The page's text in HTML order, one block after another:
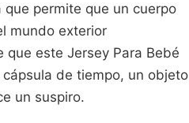
permite que un cuerpo
mundo exterior
este Jersey Para Bebé
de tiempo, un objeto
un suspiro.